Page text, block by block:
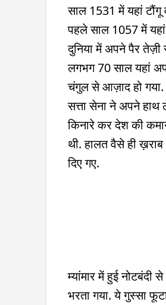
साल 1531 में यहां
पहले साल 1057 में यहां
दुनिया में अपने पैर
लगभग 70 साल यहां
चंगुल से आज़ाद हो गया.
सत्ता सेना ने अपने हाथ
किनारे कर देश की
थी. हालत वैसे ही
दिए गए.
म्यांमार में हुई नोटबंदी
भरता गया. ये गुस्सा